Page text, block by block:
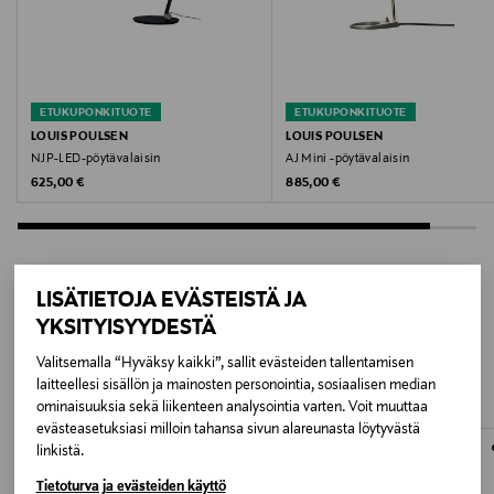
LISÄTIETOJA EVÄSTEISTÄ JA
YKSITYISYYDESTÄ
Valitsemalla “Hyväksy kaikki”, sallit evästeiden tallentamisen
laitteellesi sisällön ja mainosten personointia, sosiaalisen median
ominaisuuksia sekä liikenteen analysointia varten. Voit muuttaa
evästeasetuksiasi milloin tahansa sivun alareunasta löytyvästä
linkistä.
Tietoturva ja evästeiden käyttö
Terästä ja alumiinia
419 mm
Halkaisija
121 mm
250 cm
Valonlähde
Kiinteä himmennettävä 10 W LED
Valovirta
ETUKUPONKITUOTE
LOUIS POULSEN
NJP-LED-pöytävalaisin
Original Price
625,00 €
ETUKUPONKITUOTE
LOUIS POULSEN
AJ Mini -pöytävalaisin
Original Price
885,00 €
LISÄÄ KIINNOSTAVIA
TUOTTEITA